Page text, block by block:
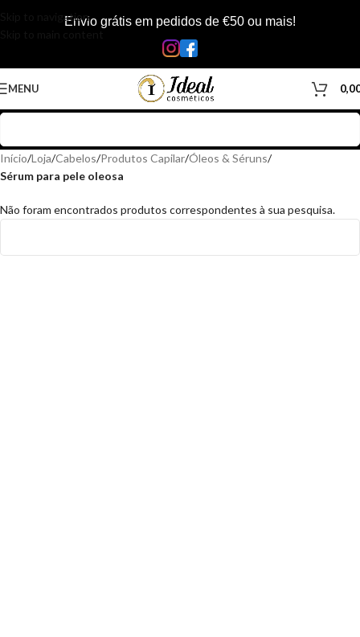
Skip to navigationEnvio grátis em pedidos de €50 ou mais!
MENU
Início/Loja/Cabelos/Produtos Capilar/Óleos & Séruns/
Sérum para pele oleosa
Não foram encontrados produtos correspondentes à sua pesquisa.